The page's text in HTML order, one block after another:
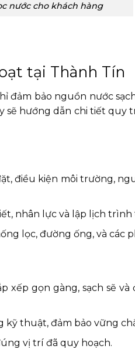
nước cho khách hàng
tại Thành Tín
đảm bảo nguồn nước
sẽ hướng dẫn chi tiết quy
điều kiện môi trường,
nhân lực và lập lịch trình
lọc, đường ống, và các
xếp gọn gàng, sạch sẽ
thuật, đảm bảo vững
vị trí đã quy hoạch.